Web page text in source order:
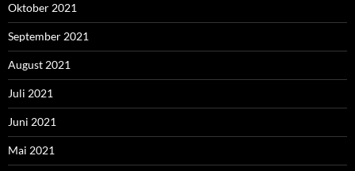
Oktober 2021
September 2021
August 2021
Juli 2021
Juni 2021
Mai 2021